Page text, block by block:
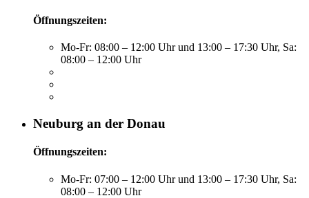
Öffnungszeiten:
Mo-Fr: 08:00 – 12:00 Uhr und 13:00 – 17:30 Uhr, Sa:
08:00 – 12:00 Uhr
Neuburg an der Donau
Öffnungszeiten:
Mo-Fr: 07:00 – 12:00 Uhr und 13:00 – 17:30 Uhr, Sa:
08:00 – 12:00 Uhr